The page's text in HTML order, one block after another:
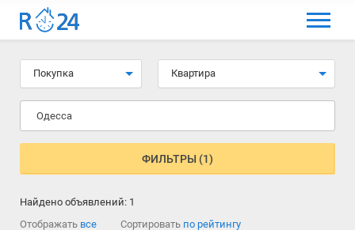
МЕНЮ
Выбрать язык
Избранные объявления
Комментарии к объявления
Как добавить объявление
Покупка Квартира
Одесса
ФИЛЬТРЫ (1)
Найдено объявлений: 1
Отображать все Сортировать по рейтингу